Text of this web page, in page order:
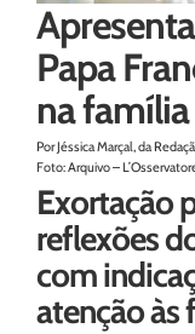
Papa
na família
Por Jéssica Marçal, da
Foto: Arquivo –
Exortação
reflexões
com
atenção às